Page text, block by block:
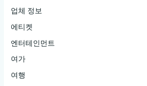
업체 정보
에티켓
엔터테인먼트
여가
여행